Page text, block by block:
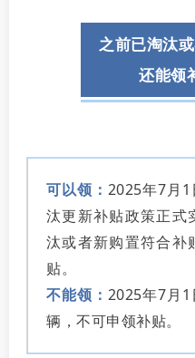
之前已淘汰
还能领
可以领： 2025年7月
汰更新补贴政策正式
汰或者新购置符合补
贴。
不能领： 2025年7月
辆，不可申领补贴。